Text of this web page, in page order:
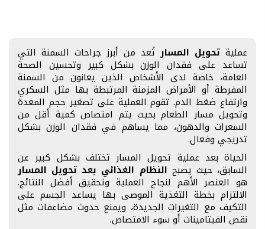
عملية تحويل المسارتُعد من أبرز جراحات السمنة التي
تساعد على فقدان الوزن بشكل كبير وتحسين الصحة
العامة، خاصة لدى الأشخاص الذين يعانون من السمنة
المفرطة أو الأمراض المزمنة المرتبطة بها مثل السكري
وارتفاع ضغط الدم. تقوم العملية على تصغير حجم المعدة
وتحويل مسار الطعام بحيث يتم امتصاص كمية أقل من
السعرات والدهون، مما يساهم في فقدان الوزن بشكل
تدريجي وفعال.
الحياة بعد عملية تحويل المسار تختلف بشكل كبير عن
السابق، حيث يصبح النظام الغذائي بعد تحويل المسار
هو العنصر الأهم لنجاح العملية وتحقيق أفضل النتائج.
الالتزام بخطة التغذية الموصى بها يساعد الجسم على
التكيف مع التغيرات الجديدة، ويمنع حدوث مضاعفات مثل
نقص الفيتامينات أو سوء الامتصاص.